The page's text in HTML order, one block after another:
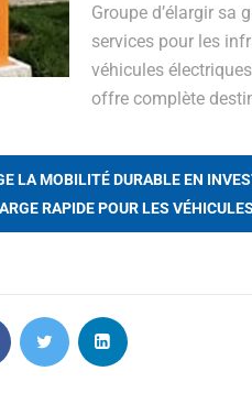
Groupe d’élargir sa
services pour les
véhicules
offre complète
LA MOBILITÉ DURABLE EN
RAPIDE POUR LES